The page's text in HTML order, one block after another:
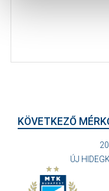
KÖVETKEZŐ
ÚJ